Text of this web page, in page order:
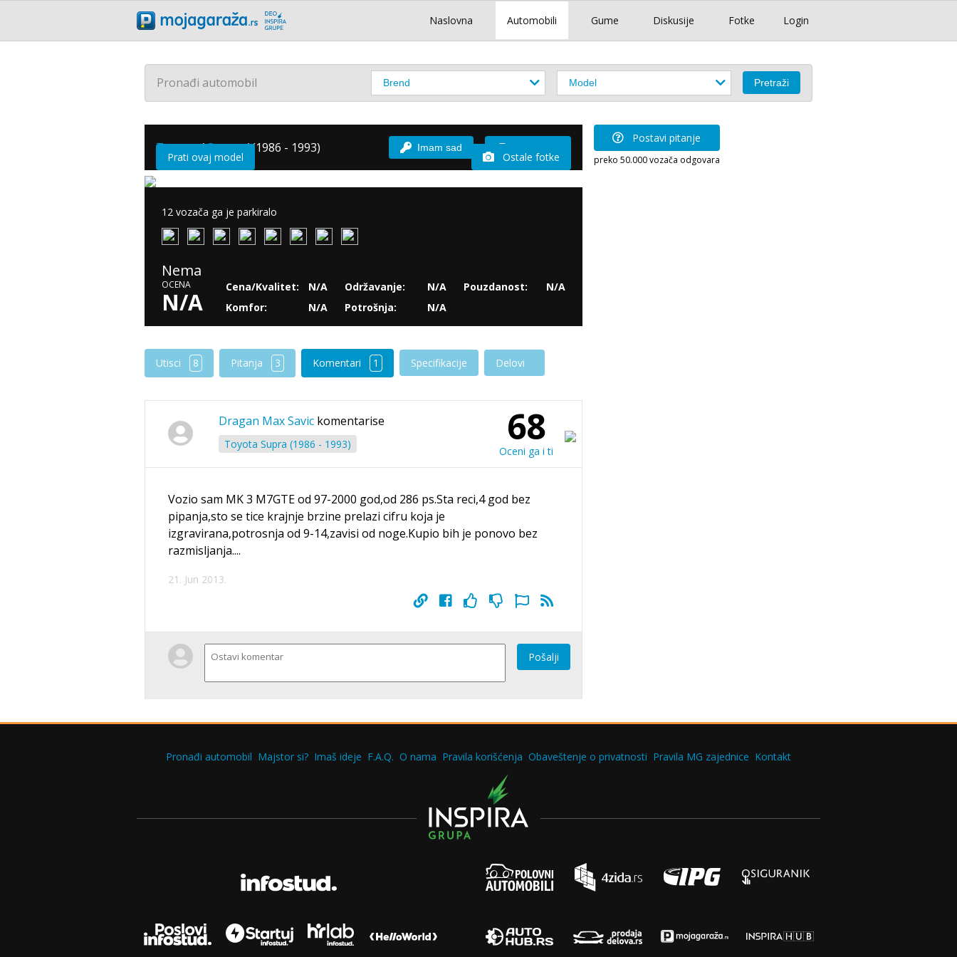
Login
Naslovna Automobili Gume Diskusije Fotke
Pronađi automobil
Toyota /Supra /(1986 - 1993) Imam sad
Prati ovaj model Ostale fotke
12 vozača ga je parkiralo
Nema
OCENA
N/A
Cena/Kvalitet:
N/A
Komfor:
N/A
Održavanje:
N/A
Potrošnja:
N/A
Pouzdanost: N/A
Utisci 8 Pitanja 3 Komentari 1 Specifikacije Delovi
Dragan Max Savic komentarise
Toyota Supra (1986 - 1993) 68
Oceni ga i ti
Vozio sam MK 3 M7GTE od 97-2000 god,od 286 ps.Sta reci,4 god bez
pipanja,sto se tice krajnje brzine prelazi cifru koja je
izgravirana,potrosnja od 9-14,zavisi od noge.Kupio bih je ponovo bez
razmisljanja....
21. Jun 2013.
Pošalji
Postavi pitanje
preko 50.000 vozača odgovara
Pronađi automobil Majstor si? Imaš ideje F.A.Q. O nama Pravila korišćenja Obaveštenje o privatnosti Pravila MG zajednice Kontakt